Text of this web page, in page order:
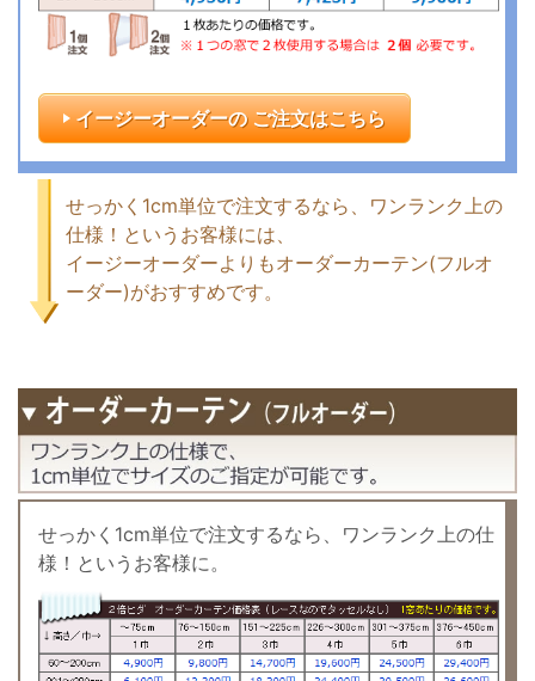
イージーオーダーの ご注文はこちら
せっかく1cm単位で注文するなら、ワンランク上の
仕様！というお客様には、
イージーオーダーよりもオーダーカーテン(フルオ
ーダー)がおすすめです。
せっかく1cm単位で注文するなら、ワンランク上の仕
様！というお客様に。